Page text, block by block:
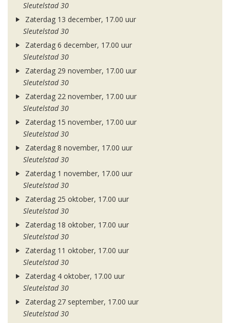
Sleutelstad 30
Zaterdag 13 december, 17.00 uur
Sleutelstad 30
Zaterdag 6 december, 17.00 uur
Sleutelstad 30
Zaterdag 29 november, 17.00 uur
Sleutelstad 30
Zaterdag 22 november, 17.00 uur
Sleutelstad 30
Zaterdag 15 november, 17.00 uur
Sleutelstad 30
Zaterdag 8 november, 17.00 uur
Sleutelstad 30
Zaterdag 1 november, 17.00 uur
Sleutelstad 30
Zaterdag 25 oktober, 17.00 uur
Sleutelstad 30
Zaterdag 18 oktober, 17.00 uur
Sleutelstad 30
Zaterdag 11 oktober, 17.00 uur
Sleutelstad 30
Zaterdag 4 oktober, 17.00 uur
Sleutelstad 30
Zaterdag 27 september, 17.00 uur
Sleutelstad 30